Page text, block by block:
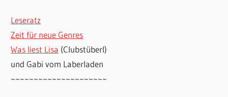
Leseratz
Zeit für neue Genres
Was liest Lisa (Clubstüberl)
und Gabi vom Laberladen
~~~~~~~~~~~~~~~~~~~~~